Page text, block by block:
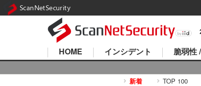
HOME インシデント 脆弱性
新着 TOP 100
ScanNetSecurity